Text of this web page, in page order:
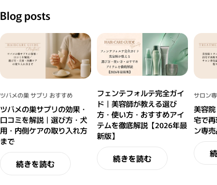
Blog posts
ツバメの巣 サプリ おすすめ
ツバメの巣サプリの効果・
口コミを解説｜選び方・犬
用・内側ケアの取り入れ方
まで
続きを読む
フェンテフォルテ完全ガイ
ド｜美容師が教える選び
方・使い方・おすすめアイ
テムを徹底解説【2026年最
新版】
続きを読む
サロン
美容
宅で
ン専